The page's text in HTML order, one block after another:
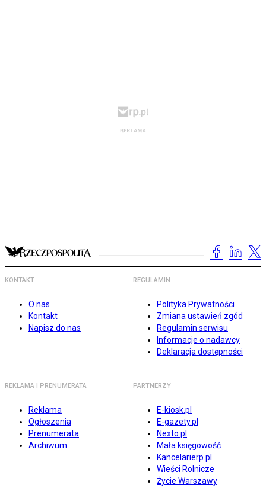
KONTAKT
O nas
Kontakt
Napisz do nas
REGULAMIN
Polityka Prywatności
Zmiana ustawień zgód
Regulamin serwisu
Informacje o nadawcy
Deklaracja dostępności
REKLAMA I PRENUMERATA
Reklama
Ogłoszenia
Prenumerata
Archiwum
PARTNERZY
E-kiosk.pl
E-gazety.pl
Nexto.pl
Mała księgowość
Kancelarierp.pl
Wieści Rolnicze
Życie Warszawy